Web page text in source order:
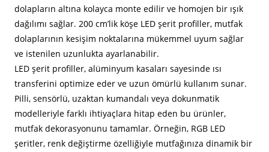
dolapların altına kolayca monte edilir ve homojen bir ışık
dağılımı sağlar. 200 cm’lik köşe LED şerit profiller, mutfak
dolaplarının kesişim noktalarına mükemmel uyum sağlar
ve istenilen uzunlukta ayarlanabilir.
LED şerit profiller, alüminyum kasaları sayesinde ısı
transferini optimize eder ve uzun ömürlü kullanım sunar.
Pilli, sensörlü, uzaktan kumandalı veya dokunmatik
modelleriyle farklı ihtiyaçlara hitap eden bu ürünler,
mutfak dekorasyonunu tamamlar. Örneğin, RGB LED
şeritler, renk değiştirme özelliğiyle mutfağınıza dinamik bir